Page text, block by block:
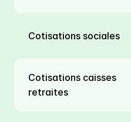
Cotisations sociales
Cotisations caisses
retraites